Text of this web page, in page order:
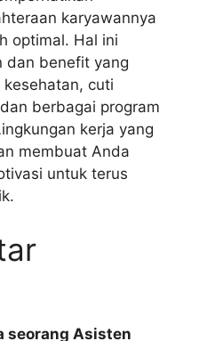
karyawannya
optimal. Hal ini
dan benefit yang
cuti
berbagai program
kerja yang
membuat Anda
untuk terus
seorang Asisten